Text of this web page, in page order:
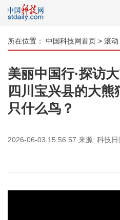
所在位置： 中国科技网首页 > 滚动
美丽中国行·探访
四川宝兴县的大
只什么鸟？
2026-06-03 15:56:57 来源: 科技日